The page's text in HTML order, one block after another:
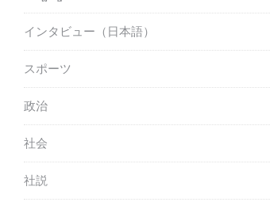
インタビュー（日本語）
スポーツ
政治
社会
社説